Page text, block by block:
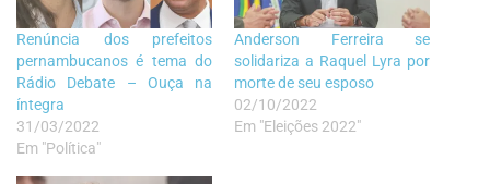
Renúncia dos prefeitos
pernambucanos é tema do
Rádio Debate – Ouça na
íntegra
31/03/2022
Em "Política"
Anderson Ferreira se
solidariza a Raquel Lyra por
morte de seu esposo
02/10/2022
Em "Eleições 2022"